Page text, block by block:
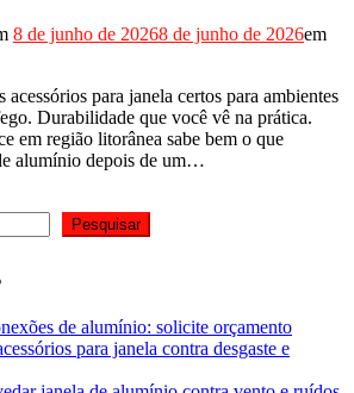
8 de junho de 20268 de junho de 2026em
acessórios para janela certos para ambientes
Durabilidade que você vê na prática.
em região litorânea sabe bem o que
alumínio depois de um…
Pesquisar
de alumínio: solicite orçamento
para janela contra desgaste e